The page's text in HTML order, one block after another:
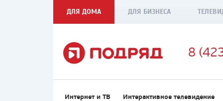
ДЛЯ ДОМА ДЛЯ БИЗНЕСА
8
Интернет и ТВ Интерактивное телевидение